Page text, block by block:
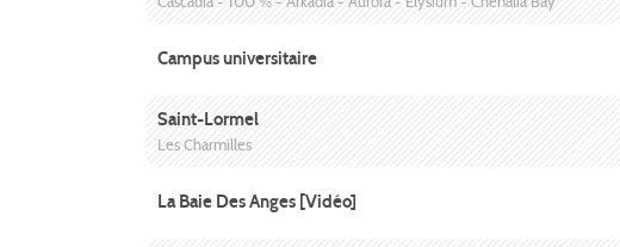
Campus universitaire
Saint-Lormel
Les Charmilles
La Baie Des Anges [Vidéo]